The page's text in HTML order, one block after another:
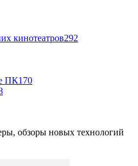
кинотеатров292
ПК170
обзоры новых технологий